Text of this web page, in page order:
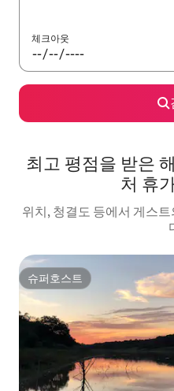
체크아웃
최고 평점을 받은
처 휴
위치, 청결도 등에서 게스
슈퍼호스트
슈퍼호스트